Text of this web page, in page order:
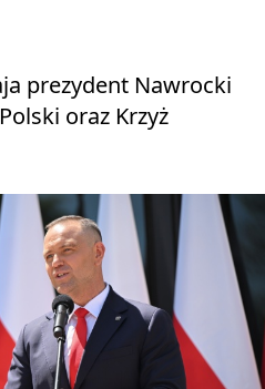
prezydent Nawrocki
oraz Krzyż